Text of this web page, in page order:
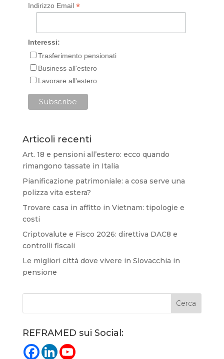
Indirizzo Email *
Interessi:
Trasferimento pensionati
Business all'estero
Lavorare all'estero
Articoli recenti
Art. 18 e pensioni all’estero: ecco quando
rimangono tassate in Italia
Pianificazione patrimoniale: a cosa serve una
polizza vita estera?
Trovare casa in affitto in Vietnam: tipologie e
costi
Criptovalute e Fisco 2026: direttiva DAC8 e
controlli fiscali
Le migliori città dove vivere in Slovacchia in
pensione
REFRAMED sui Social: